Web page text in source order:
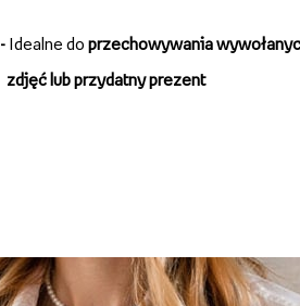
-Idealne do przechowywania
zdjęć lub przydatny prezent